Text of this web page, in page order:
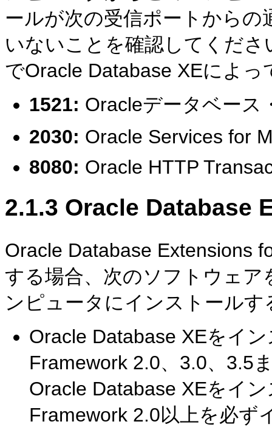
ールが次の受信ポートから
いないことを確認してくだ
でOracle Database XEによ
1521: Oracleデータベース
2030: Oracle Services for
8080: Oracle HTTP
2.1.3 Oracle Database
Oracle Database Extensions
する場合、次のソフトウェ
ンピュータにインストール
Oracle Database XEをイ
Framework 2.0、3.0、3.5
Oracle Database XEをイ
Framework 2.0以上を必ず